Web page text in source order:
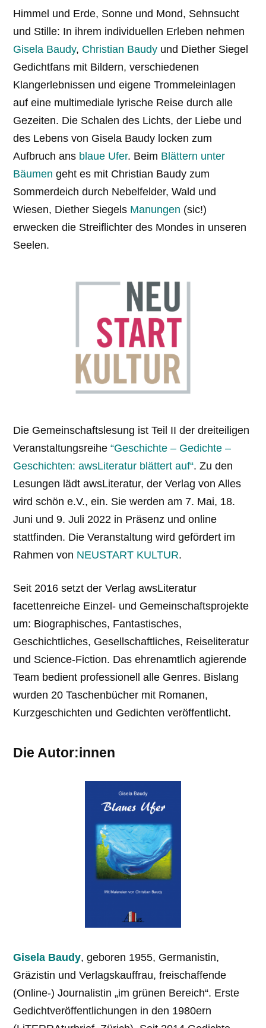
Himmel und Erde, Sonne und Mond, Sehnsucht
und Stille: In ihrem individuellen Erleben nehmen
Gisela Baudy, Christian Baudy und Diether Siegel
Gedichtfans mit Bildern, verschiedenen
Klangerlebnissen und eigene Trommeleinlagen
auf eine multimediale lyrische Reise durch alle
Gezeiten. Die Schalen des Lichts, der Liebe und
des Lebens von Gisela Baudy locken zum
Aufbruch ans blaue Ufer. Beim Blättern unter
Bäumen geht es mit Christian Baudy zum
Sommerdeich durch Nebelfelder, Wald und
Wiesen, Diether Siegels Manungen (sic!)
erwecken die Streiflichter des Mondes in unseren
Seelen.
Die Gemeinschaftslesung ist Teil II der dreiteiligen
Veranstaltungsreihe“Geschichte – Gedichte –
Geschichten: awsLiteratur blättert auf“. Zu den
Lesungen lädt awsLiteratur, der Verlag von Alles
wird schön e.V., ein. Sie werden am 7. Mai, 18.
Juni und 9. Juli 2022 in Präsenz und online
stattfinden. Die Veranstaltung wird gefördert im
Rahmen von NEUSTART KULTUR.
Seit 2016 setzt der Verlag awsLiteratur
facettenreiche Einzel- und Gemeinschafts­projekte
um: Biographisches, Fantastisches,
Geschichtliches, Gesellschaftliches, Reiseliteratur
und Science-Fiction. Das ehrenamtlich agierende
Team bedient professionell alle Genres. Bislang
wurden 20 Taschenbücher mit Romanen,
Kurzgeschichten und Gedichten veröffentlicht.
Die Autor:innen
Gisela Baudy, geboren 1955, Germanistin,
Gräzistin und Verlagskauffrau, freischaffende
(Online-) Journalistin „im grünen Bereich“. Erste
Gedichtveröffent­lichungen in den 1980ern